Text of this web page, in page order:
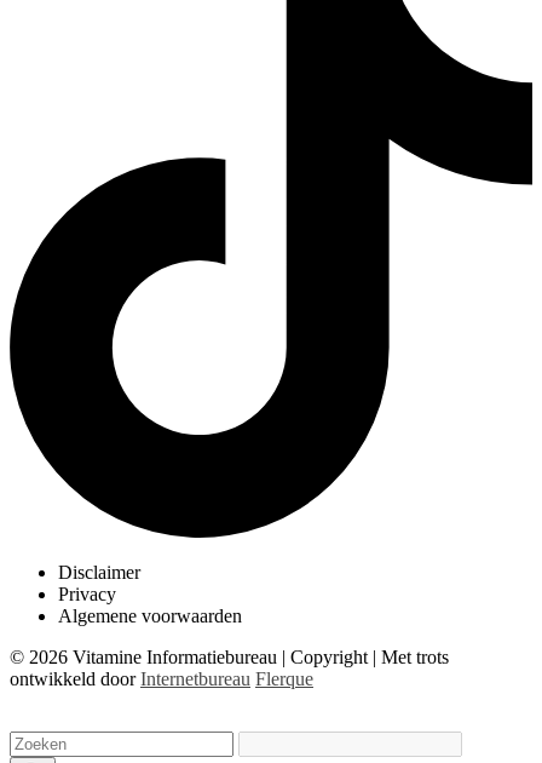
Disclaimer
Privacy
Algemene voorwaarden
© 2026 Vitamine Informatiebureau | Copyright | Met trots
ontwikkeld doorInternetbureau Flerque